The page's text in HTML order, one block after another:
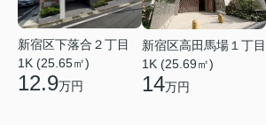
新宿区下落合２丁目
1K (25.65㎡)
12.9万円
新宿区高田馬場１丁目
1K (25.69㎡)
14万円